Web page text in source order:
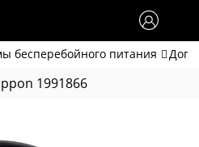
бесперебойного питания
1991866